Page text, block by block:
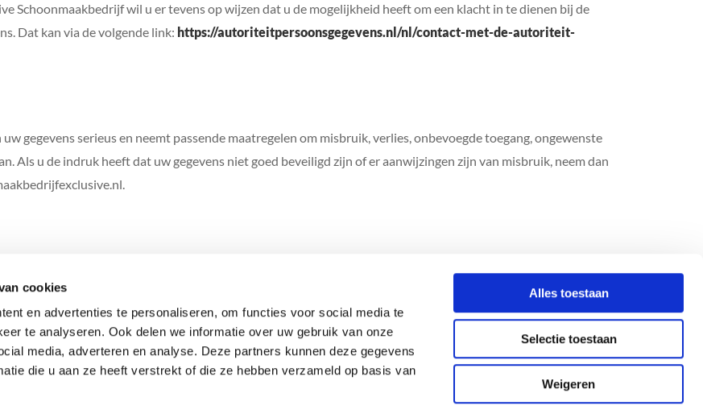
cookies
en advertenties te personaliseren, om functies voor social media te
te analyseren. Ook delen we informatie over uw gebruik van onze
media, adverteren en analyse. Deze partners kunnen deze gegevens
die u aan ze heeft verstrekt of die ze hebben verzameld op basis van
Alles toestaan
Selectie toestaan
Weigeren
Schoonmaakbedrijf wil u er tevens op wijzen dat u de mogelijkheid heeft om een klacht in te dienen bij de
Dat kan via de volgende link: https://autoriteitpersoonsgegevens.nl/nl/contact-met-de-autoriteit-
gegevens serieus en neemt passende maatregelen om misbruik, verlies, onbevoegde toegang, ongewenste
Als u de indruk heeft dat uw gegevens niet goed beveiligd zijn of er aanwijzingen zijn van misbruik, neem dan
Koningsspil 22
4661TW Halsteren
KvK80607993

info@schoonmaakbedrijfexclusive.nl
Algemene voorwaarden